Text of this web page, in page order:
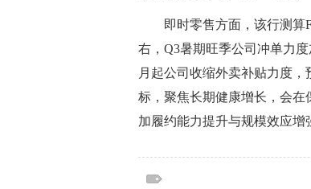
即时零售方面，该行测算
右，Q3暑期旺季公司冲单力
月起公司收缩外卖补贴力度，
标，聚焦长期健康增长，会
加履约能力提升与规模效应增